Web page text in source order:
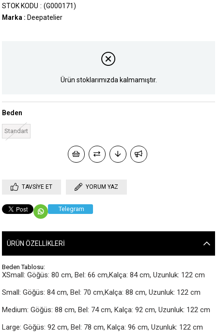
(G000171)
STOK KODU
Marka : Deepatelier
Ürün stoklarımızda kalmamıştır.
Beden
Standart
TAVSIYE ET YORUM YAZ
Telegram
ÜRÜN ÖZELLIKLERI
Beden Tablosu:
XSmall: Göğüs: 80 cm, Bel: 66 cm,Kalça: 84 cm, Uzunluk: 122 cm
Small: Göğüs: 84 cm, Bel: 70 cm,Kalça: 88 cm, Uzunluk: 122 cm
Medium: Göğüs: 88 cm, Bel: 74 cm, Kalça: 92 cm, Uzunluk: 122 cm
Large: Göğüs: 92 cm, Bel: 78 cm, Kalça: 96 cm, Uzunluk: 122 cm